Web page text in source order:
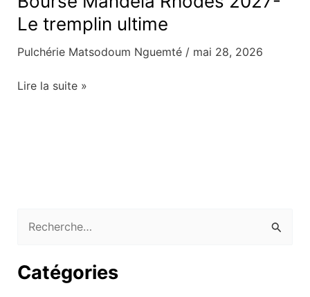
Le tremplin ultime
Pulchérie Matsodoum Nguemté / mai 28, 2026
Mandela
Rhodes
2027-
tremplin
Lire la suite »
c
Catégories